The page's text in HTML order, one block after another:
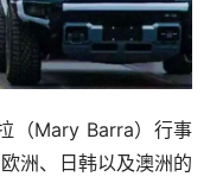
（Mary Barra）行事
洲、日韩以及澳洲的